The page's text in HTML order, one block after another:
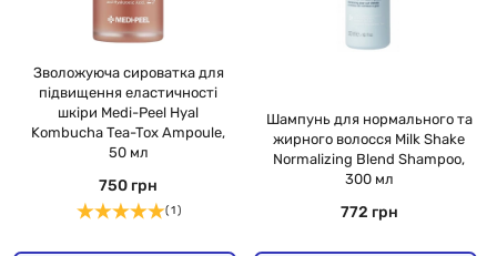
Зволожуюча сироватка для
підвищення еластичності
шкіри Medi-Peel Hyal
Kombucha Tea-Tox Ampoule,
50 мл
750 грн
( 1 )
Шампунь для нормального та
жирного волосся Milk Shake
Normalizing Blend Shampoo,
300 мл
772 грн